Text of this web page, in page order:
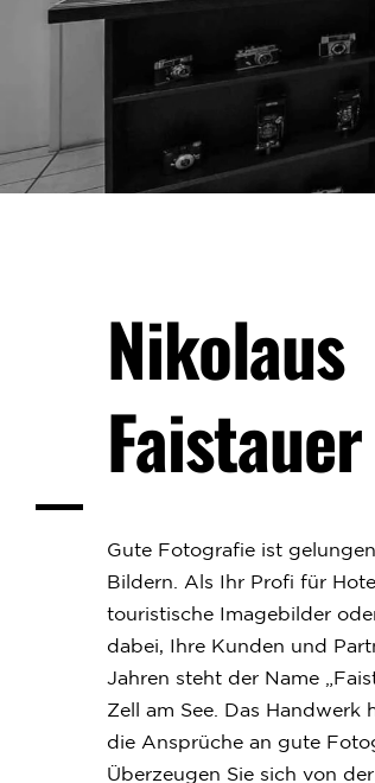
Nikolaus
Faistauer
Gute Fotografie ist
Bildern. Als Ihr Profi für
touristische Imagebilder
dabei, Ihre Kunden und
Jahren steht der Name
Zell am See. Das Handwerk
die Ansprüche an gute
Überzeugen Sie sich von